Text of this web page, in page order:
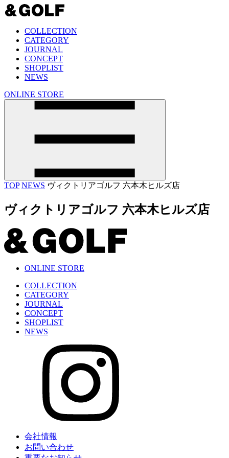
COLLECTION
CATEGORY
JOURNAL
CONCEPT
SHOPLIST
NEWS
ONLINE STORE
TOP NEWS ヴィクトリアゴルフ 六本木ヒルズ店
ヴィクトリアゴルフ 六本木ヒルズ店
ONLINE STORE
COLLECTION
CATEGORY
JOURNAL
CONCEPT
SHOPLIST
NEWS
会社情報
お問い合わせ